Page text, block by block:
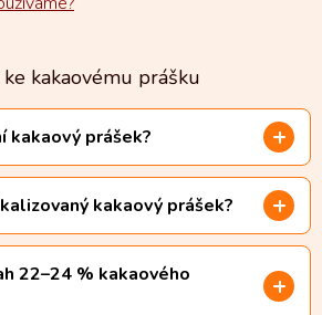
kakaovému prášku
kakaový prášek?
kakaový prášek?
22–24 % kakaového